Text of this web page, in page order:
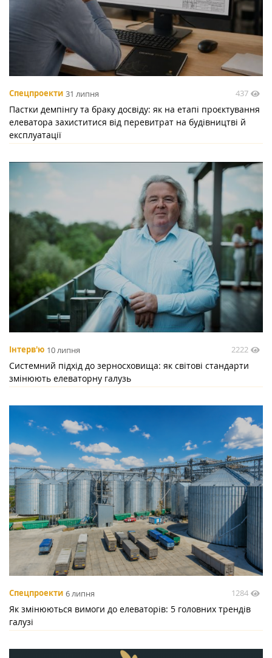
Спецпроекти 31 липня 437
Пастки демпінгу та браку досвіду: як на етапі проєктування
елеватора захиститися від перевитрат на будівництві й
експлуатації
Інтерв'ю 10 липня 2222
Системний підхід до зерносховища: як світові стандарти
змінюють елеваторну галузь
Спецпроекти 6 липня 1284
Як змінюються вимоги до елеваторів: 5 головних трендів
галузі